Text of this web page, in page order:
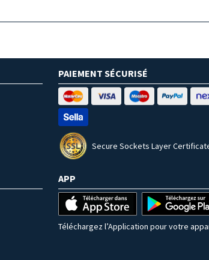
PAIEMENT SÉCURISÉ
Secure Sockets Layer
APP
Téléchargez l’Application pour votre